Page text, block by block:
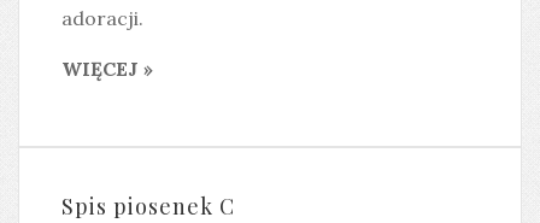
adoracji.
WIĘCEJ »
Spis piosenek C